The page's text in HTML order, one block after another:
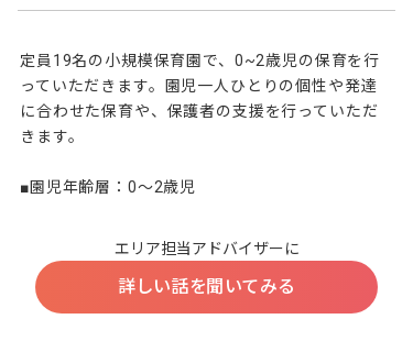
定員19名の小規模保育園で、0~2歳児の保育を行
っていただきます。園児一人ひとりの個性や発達
に合わせた保育や、保護者の支援を行っていただ
きます。
■園児年齢層：0～2歳児
エリア担当アドバイザーに
詳しい話を聞いてみる